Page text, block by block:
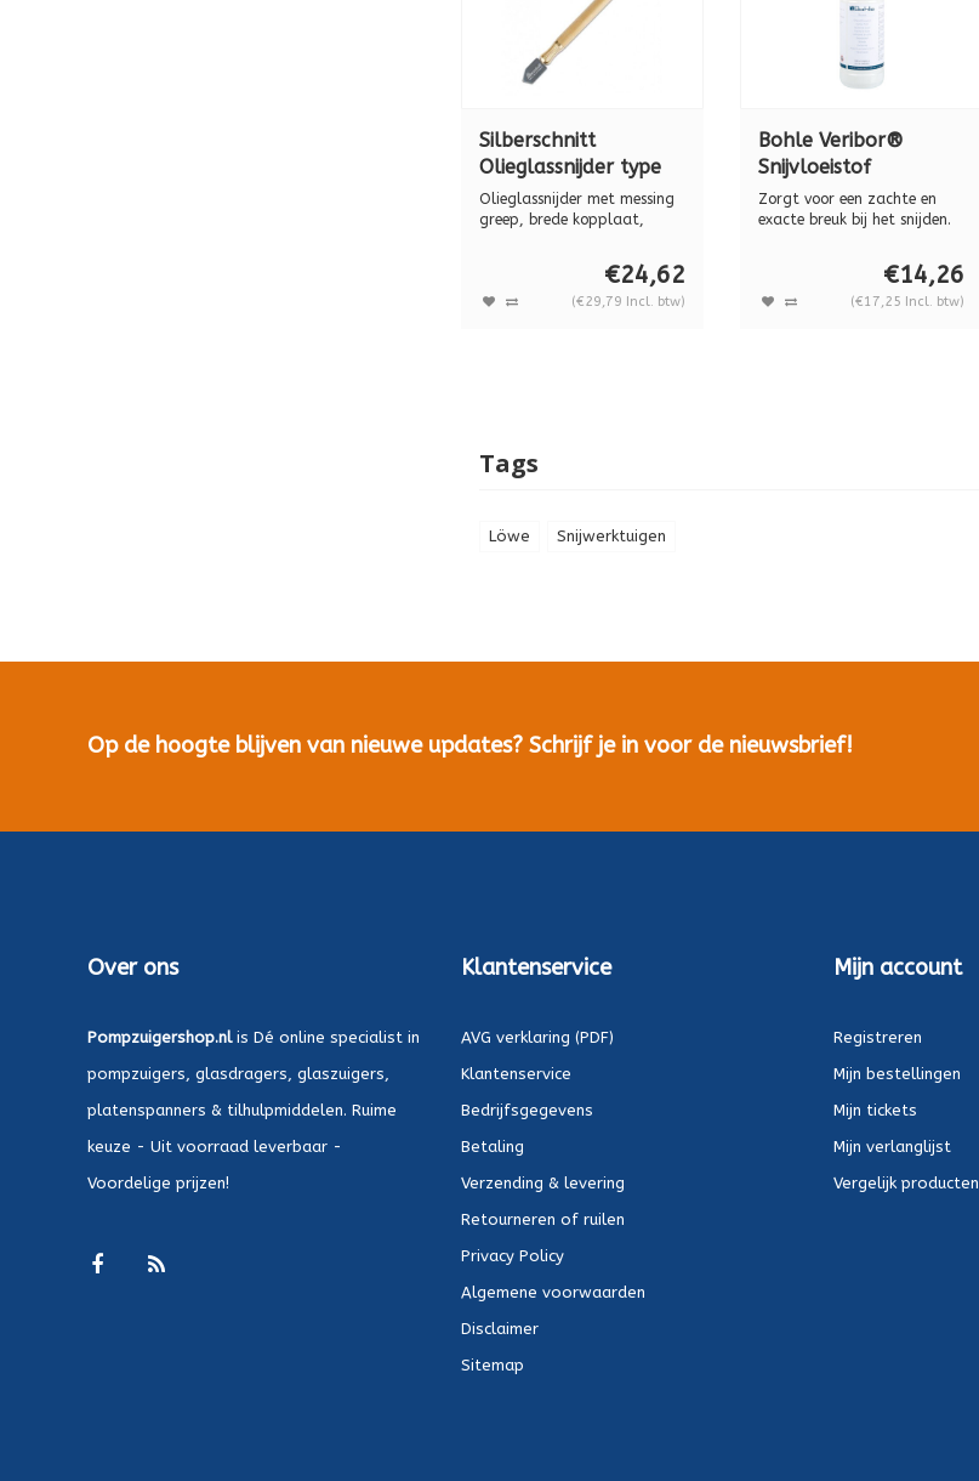
Silberschnitt
Olieglassnijder type
5000 met messing
greep BO 5000.0
Olieglassnijder met messing
greep, brede kopplaat,
€24,62
(€29,79 Incl. btw)
Bohle Veribor®
Snijvloeistof
Silberschnitt® 1000
ml navulling voor
Zorgt voor een zachte en
exacte breuk bij het snijden.
€14,26
(€17,25 Incl. btw)
Tags
Löwe Snijwerktuigen
Op de hoogte blijven van nieuwe updates? Schrijf je in voor de nieuwsbrief!
Over ons
Pompzuigershop.nlis Dé online specialist in
pompzuigers, glasdragers, glaszuigers,
platenspanners & tilhulpmiddelen. Ruime
keuze - Uit voorraad leverbaar -
Voordelige prijzen!
Klantenservice
AVG verklaring (PDF)
Klantenservice
Bedrijfsgegevens
Betaling
Verzending & levering
Retourneren of ruilen
Privacy Policy
Algemene voorwaarden
Disclaimer
Sitemap
Mijn account
Registreren
Mijn bestellingen
Mijn tickets
Mijn verlanglijst
Vergelijk producten